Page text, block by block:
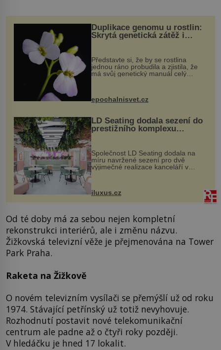
Duplikace genomu u rostlin:
Skrytá genetická zátěž i
Představte si, že by se rostlina
jednou ráno probudila a zjistila, že
má svůj genetický manuál celý
vstupenka...
epochalnisvet.cz
LD Seating dodala sezení do
prestižního komplexu
MediaCityUK v Salfordu
Společnost LD Seating dodala na
míru navržené sezení pro dvě
výjimečné realizace kanceláří v
areálu MediaCityUK v anglickém
budov Media...
iluxus.cz
Od té doby má za sebou nejen kompletní
rekonstrukci interiérů, ale i změnu názvu.
Žižkovská televizní věže je přejmenována na Tower
Park Praha.
Raketa na Žižkově
O novém televizním vysílači se přemýšlí už od roku
1974. Stávající petřínský už totiž nevyhovuje.
Rozhodnutí postavit nové telekomunikační
centrum ale padne až o čtyři roky později.
V hledáčku je hned 17 lokalit.